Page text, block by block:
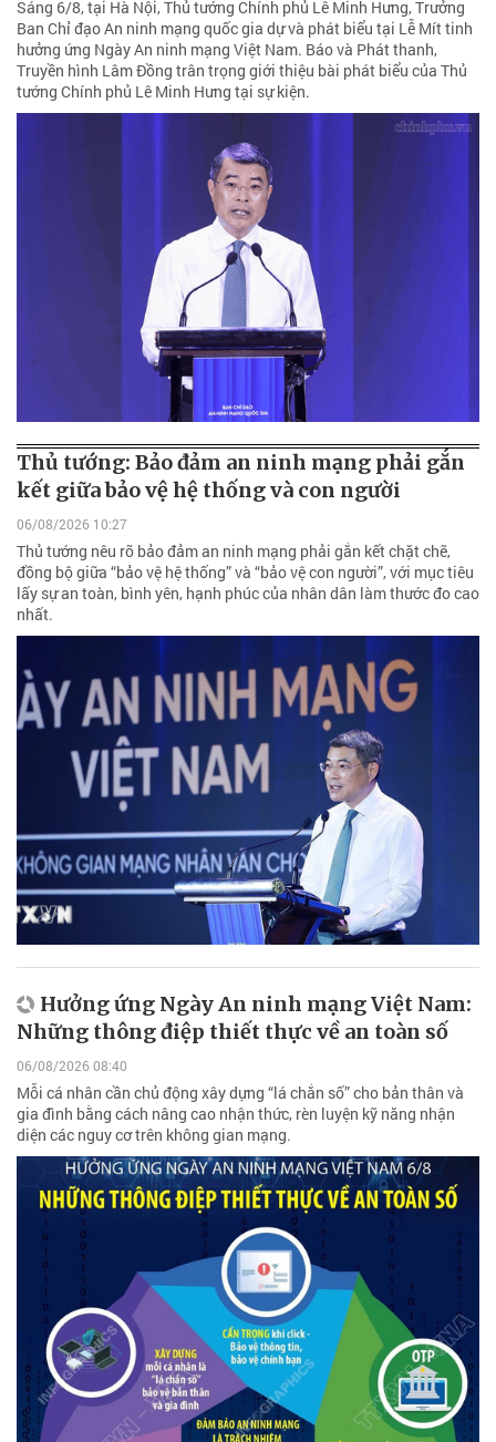
Sáng 6/8, tại Hà Nội, Thủ tướng Chính phủ Lê Minh Hưng, Trưởng
Ban Chỉ đạo An ninh mạng quốc gia dự và phát biểu tại Lễ Mít tinh
hưởng ứng Ngày An ninh mạng Việt Nam. Báo và Phát thanh,
Truyền hình Lâm Đồng trân trọng giới thiệu bài phát biểu của Thủ
tướng Chính phủ Lê Minh Hưng tại sự kiện.
Thủ tướng: Bảo đảm an ninh mạng phải gắn
kết giữa bảo vệ hệ thống và con người
06/08/2026 10:27
Thủ tướng nêu rõ bảo đảm an ninh mạng phải gắn kết chặt chẽ,
đồng bộ giữa “bảo vệ hệ thống” và “bảo vệ con người”, với mục tiêu
lấy sự an toàn, bình yên, hạnh phúc của nhân dân làm thước đo cao
nhất.
Hưởng ứng Ngày An ninh mạng Việt Nam:
Những thông điệp thiết thực về an toàn số
06/08/2026 08:40
Mỗi cá nhân cần chủ động xây dựng “lá chắn số” cho bản thân và
gia đình bằng cách nâng cao nhận thức, rèn luyện kỹ năng nhận
diện các nguy cơ trên không gian mạng.